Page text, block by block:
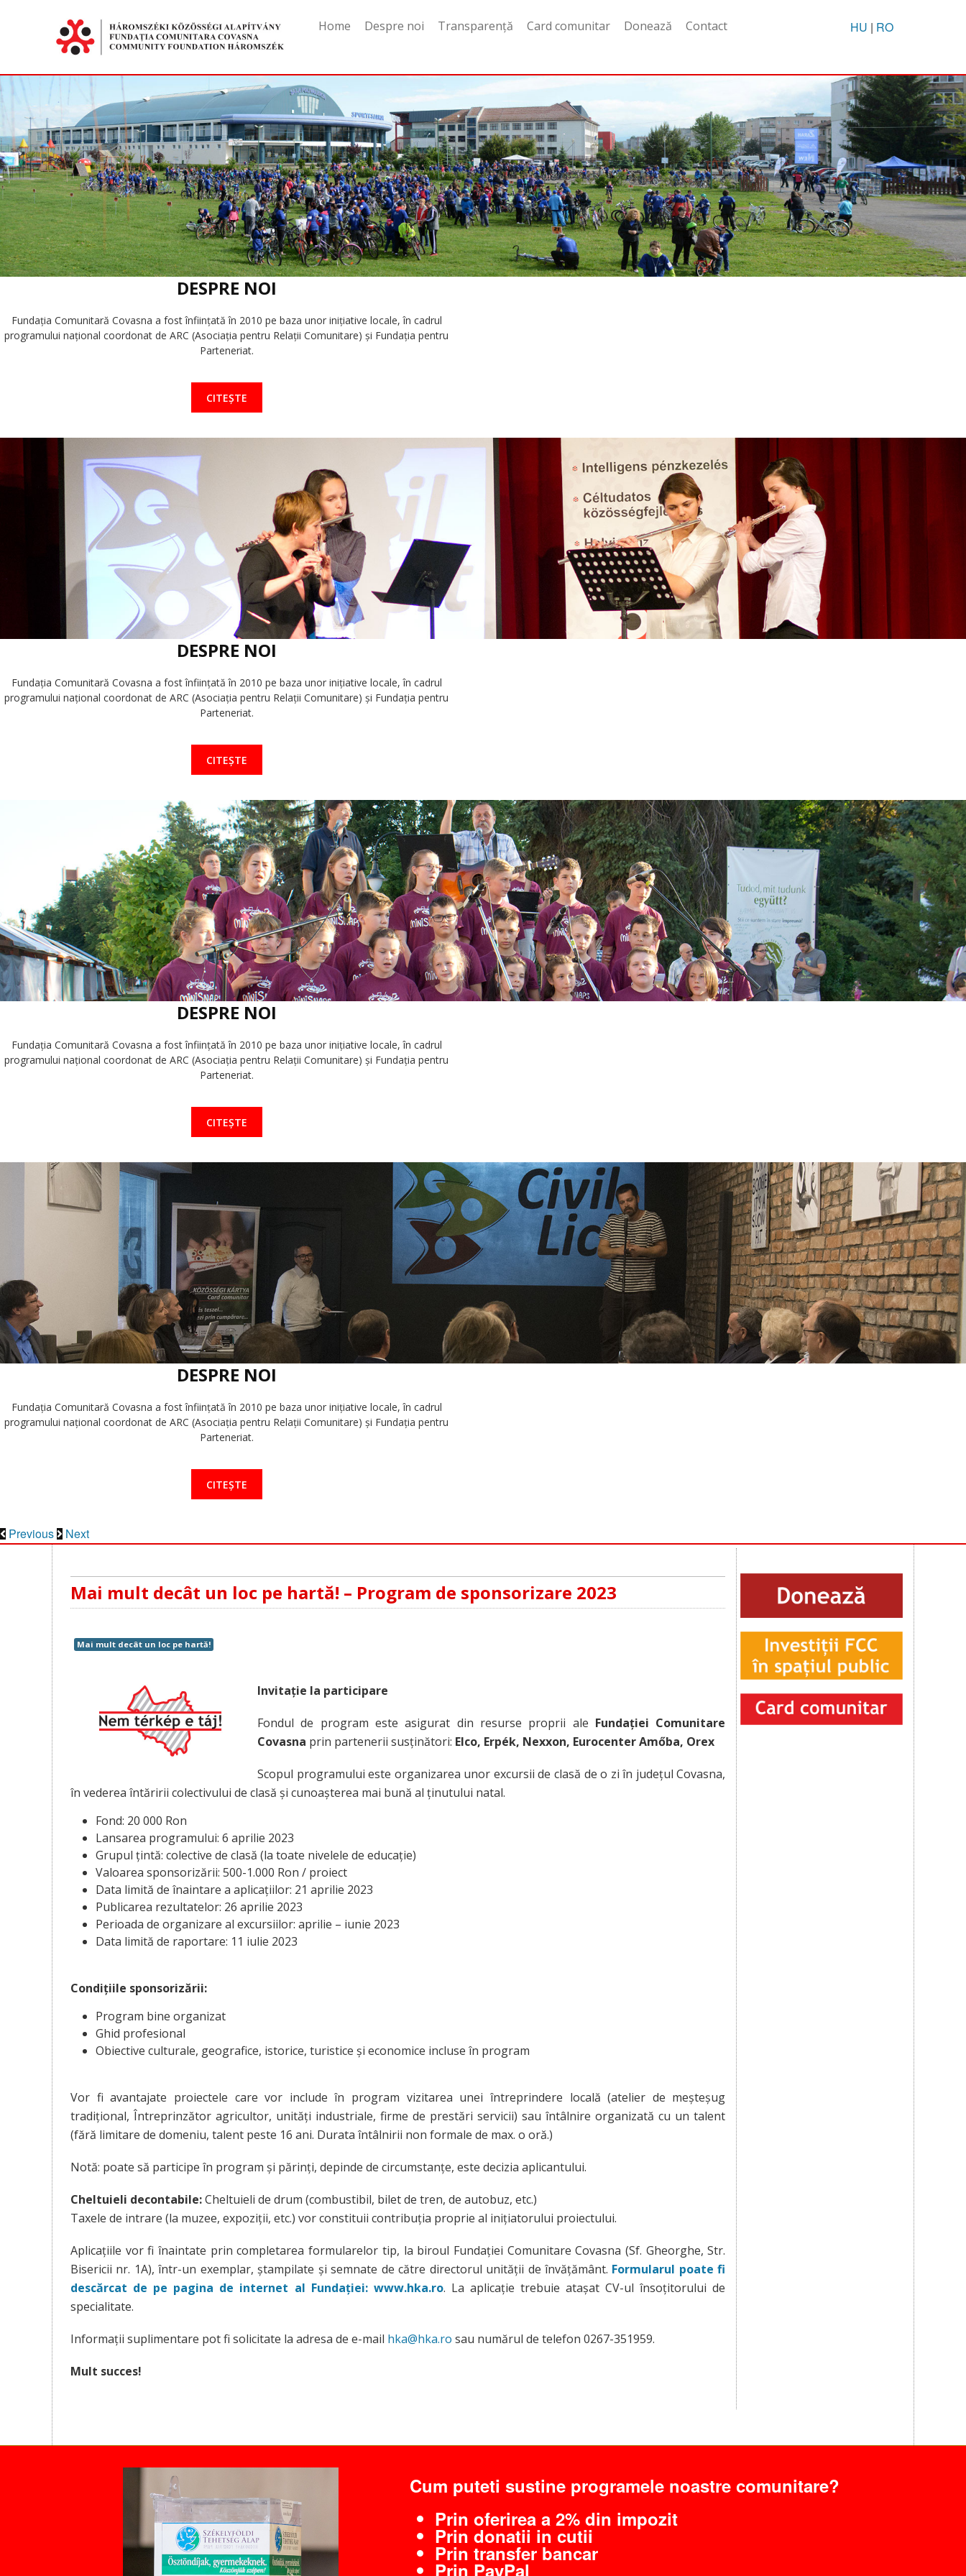
Home Despre noi Transparență Card comunitar Donează Contact HU | RO
DESPRE NOI
Fundaţia Comunitară Covasna a fost înfiinţată în 2010 pe baza unor iniţiative locale, în cadrul
programului naţional coordonat de ARC (Asociaţia pentru Relaţii Comunitare) şi Fundaţia pentru
Parteneriat.
CITEȘTE
DESPRE NOI
Fundaţia Comunitară Covasna a fost înfiinţată în 2010 pe baza unor iniţiative locale, în cadrul
programului naţional coordonat de ARC (Asociaţia pentru Relaţii Comunitare) şi Fundaţia pentru
Parteneriat.
CITEȘTE
DESPRE NOI
Fundaţia Comunitară Covasna a fost înfiinţată în 2010 pe baza unor iniţiative locale, în cadrul
programului naţional coordonat de ARC (Asociaţia pentru Relaţii Comunitare) şi Fundaţia pentru
Parteneriat.
CITEȘTE
DESPRE NOI
Fundaţia Comunitară Covasna a fost înfiinţată în 2010 pe baza unor iniţiative locale, în cadrul
programului naţional coordonat de ARC (Asociaţia pentru Relaţii Comunitare) şi Fundaţia pentru
Parteneriat.
CITEȘTE
Previous Next
Mai mult decât un loc pe hartă! – Program de sponsorizare 2023
Mai mult decât un loc pe hartă!
Invitaţie la participare
Fondul de program este asigurat din resurse proprii ale Fundației Comunitare
Covasna prin partenerii susținători: Elco, Erpék, Nexxon, Eurocenter Amőba, Orex
Scopul programului este organizarea unor excursii de clasă de o zi în județul Covasna,
în vederea întăririi colectivului de clasă și cunoașterea mai bună al ținutului natal.
Fond: 20 000 Ron
Lansarea programului: 6 aprilie 2023
Grupul țintă: colective de clasă (la toate nivelele de educație)
Valoarea sponsorizării: 500-1.000 Ron / proiect
Data limită de înaintare a aplicațiilor: 21 aprilie 2023
Publicarea rezultatelor: 26 aprilie 2023
Perioada de organizare al excursiilor: aprilie – iunie 2023
Data limită de raportare: 11 iulie 2023
Condițiile sponsorizării:
Program bine organizat
Ghid profesional
Obiective culturale, geografice, istorice, turistice și economice incluse în program
Vor fi avantajate proiectele care vor include în program vizitarea unei întreprindere locală (atelier de meșteșug
tradițional, Întreprinzător agricultor, unități industriale, firme de prestări servicii) sau întâlnire organizată cu un talent
(fără limitare de domeniu, talent peste 16 ani. Durata întâlnirii non formale de max. o oră.)
Notă: poate să participe în program și părinți, depinde de circumstanțe, este decizia aplicantului.
Cheltuieli decontabile:Cheltuieli de drum (combustibil, bilet de tren, de autobuz, etc.)
Taxele de intrare (la muzee, expoziţii, etc.) vor constituii contribuția proprie al inițiatorului proiectului.
Aplicaţiile vor fi înaintate prin completarea formularelor tip, la biroul Fundaţiei Comunitare Covasna (Sf. Gheorghe, Str.
Bisericii nr. 1A), într-un exemplar, ştampilate şi semnate de către directorul unității de învățământ. Formularul poate fi
descărcat de pe pagina de internet al Fundației: www.hka.ro. La aplicație trebuie atașat CV-ul însoțitorului de
specialitate.
Informații suplimentare pot fi solicitate la adresa de e-mail hka@hka.ro sau numărul de telefon 0267-351959.
Mult succes!
Cum puteti sustine programele noastre comunitare?
Prin oferirea a 2% din impozit
Prin donatii in cutii
Prin transfer bancar
Prin PayPal